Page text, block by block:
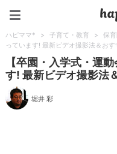
ハピママ* > 子育て・教育 > 保育
っています! 最新ビデオ撮影法＆おす
【卒園・入学式・運
す! 最新ビデオ撮影法
堀井 彩